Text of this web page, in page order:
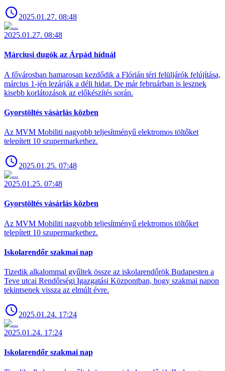
2025.01.27. 08:48
2025.01.27. 08:48
Márciusi dugók az Árpád hídnál
A fővárosban hamarosan kezdődik a Flórián téri felüljárók felújítása,
március 1-jén lezárják a déli hidat. De már februárban is lesznek
kisebb korlátozások az előkészítés során.
Gyorstöltés vásárlás közben
Az MVM Mobiliti nagyobb teljesítményű elektromos töltőket
telepített 10 szupermarkethez.
2025.01.25. 07:48
2025.01.25. 07:48
Gyorstöltés vásárlás közben
Az MVM Mobiliti nagyobb teljesítményű elektromos töltőket
telepített 10 szupermarkethez.
Iskolarendőr szakmai nap
Tizedik alkalommal gyűltek össze az iskolarendőrök Budapesten a
Teve utcai Rendőrségi Igazgatási Központban, hogy szakmai napon
tekintsenek vissza az elmúlt évre.
2025.01.24. 17:24
2025.01.24. 17:24
Iskolarendőr szakmai nap